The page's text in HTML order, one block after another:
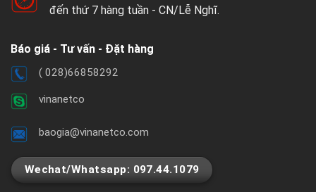
đến thứ 7 hàng tuần - CN/Lễ Nghĩ.
Báo giá - Tư vấn - Đặt hàng
( 028)66858292
vinanetco
baogia@vinanetco.com
Wechat/Whatsapp: 097.44.1079